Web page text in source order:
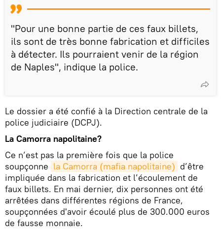
"Pour une bonne partie de ces faux billets,
ils sont de très bonne fabrication et difficiles
à détecter. Ils pourraient venir de la région
de Naples", indique la police.
Le dossier a été confié à la Direction centrale de la
police judiciaire (DCPJ).
La Camorra napolitaine?
Ce n’est pas la première fois que la police
soupçonne la Camorra (mafia napolitaine) d’être
impliquée dans la fabrication et l’écoulement de
faux billets. En mai dernier, dix personnes ont été
arrêtées dans différentes régions de France,
soupçonnées d'avoir écoulé plus de 300.000 euros
de fausse monnaie.